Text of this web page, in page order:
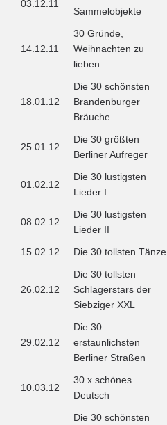
03.12.11
Sammelobjekte
14.12.11
30 Gründe,
Weihnachten zu
lieben
18.01.12
Die 30 schönsten
Brandenburger
Bräuche
25.01.12
Die 30 größten
Berliner Aufreger
01.02.12
Die 30 lustigsten
Lieder I
08.02.12
Die 30 lustigsten
Lieder II
15.02.12
Die 30 tollsten Tänze
26.02.12
Die 30 tollsten
Schlagerstars der
Siebziger XXL
29.02.12
Die 30
erstaunlichsten
Berliner Straßen
10.03.12
30 x schönes
Deutsch
Die 30 schönsten